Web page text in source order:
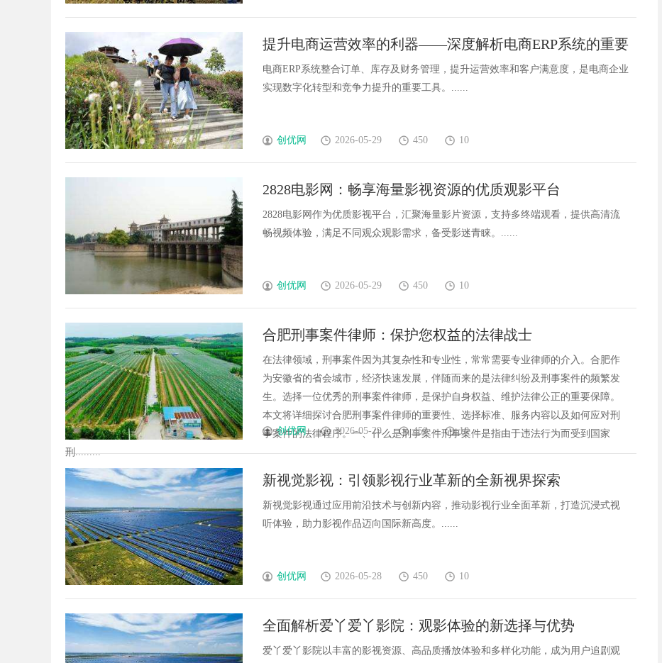
提升电商运营效率的利器——深度解析电商ERP系统的重要
作用
电商ERP系统整合订单、库存及财务管理，提升运营效率和客户满意度，是电商企业
实现数字化转型和竞争力提升的重要工具。......
创优网 2026-05-29 450 10
2828电影网：畅享海量影视资源的优质观影平台
2828电影网作为优质影视平台，汇聚海量影片资源，支持多终端观看，提供高清流
畅视频体验，满足不同观众观影需求，备受影迷青睐。......
创优网 2026-05-29 450 10
合肥刑事案件律师：保护您权益的法律战士
在法律领域，刑事案件因为其复杂性和专业性，常常需要专业律师的介入。合肥作
为安徽省的省会城市，经济快速发展，伴随而来的是法律纠纷及刑事案件的频繁发
生。选择一位优秀的刑事案件律师，是保护自身权益、维护法律公正的重要保障。
本文将详细探讨合肥刑事案件律师的重要性、选择标准、服务内容以及如何应对刑
事案件的法律程序。一、什么是刑事案件刑事案件是指由于违法行为而受到国家
刑.........
创优网 2026-05-29 450 10
新视觉影视：引领影视行业革新的全新视界探索
新视觉影视通过应用前沿技术与创新内容，推动影视行业全面革新，打造沉浸式视
听体验，助力影视作品迈向国际新高度。......
创优网 2026-05-28 450 10
全面解析爱丫爱丫影院：观影体验的新选择与优势
爱丫爱丫影院以丰富的影视资源、高品质播放体验和多样化功能，成为用户追剧观